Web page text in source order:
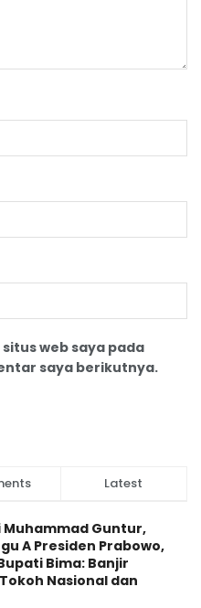
web saya pada
saya berikutnya.
Latest
Guntur,
A Presiden Prabowo,
Bima: Banjir
Nasional dan